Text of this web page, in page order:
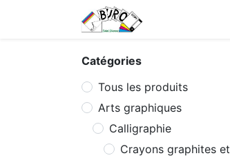
Catégories
Tous les produits
Arts graphiques
Calligraphie
Crayons graphites et